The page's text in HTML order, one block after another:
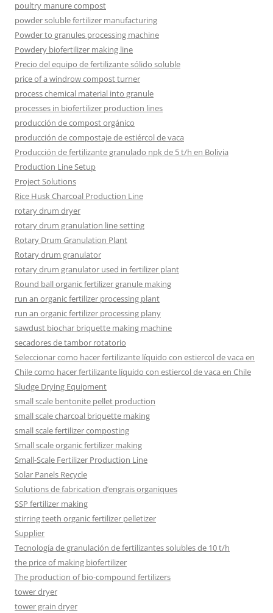
poultry manure compost
powder soluble fertilizer manufacturing
Powder to granules processing machine
Powdery biofertilizer making line
Precio del equipo de fertilizante sólido soluble
price of a windrow compost turner
process chemical material into granule
processes in biofertilizer production lines
producción de compost orgánico
producción de compostaje de estiércol de vaca
Producción de fertilizante granulado npk de 5 t/h en Bolivia
Production Line Setup
Project Solutions
Rice Husk Charcoal Production Line
rotary drum dryer
rotary drum granulation line setting
Rotary Drum Granulation Plant
Rotary drum granulator
rotary drum granulator used in fertilizer plant
Round ball organic fertilizer granule making
run an organic fertilizer processing plant
run an organic fertilizer processing plany
sawdust biochar briquette making machine
secadores de tambor rotatorio
Seleccionar como hacer fertilizante líquido con estiercol de vaca en
Chile como hacer fertilizante líquido con estiercol de vaca en Chile
Sludge Drying Equipment
small scale bentonite pellet production
small scale charcoal briquette making
small scale fertilizer composting
Small scale organic fertilizer making
Small-Scale Fertilizer Production Line
Solar Panels Recycle
Solutions de fabrication d’engrais organiques
SSP fertilizer making
stirring teeth organic fertilizer pelletizer
Supplier
Tecnología de granulación de fertilizantes solubles de 10 t/h
the price of making biofertilizer
The production of bio-compound fertilizers
tower dryer
tower grain dryer